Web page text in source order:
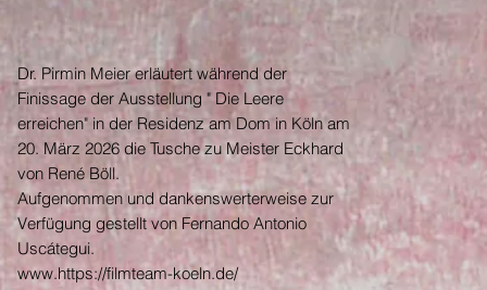
Dr. Pirmin Meier erläutert während der
Finissage der Ausstellung " Die Leere
erreichen" in der Residenz am Dom in Köln am
20. März 2026 die Tusche zu Meister Eckhard
von René Böll.
Aufgenommen und dankenswerterweise zur
Verfügung gestellt von Fernando Antonio
Uscátegui.
www.https://filmteam-koeln.de/